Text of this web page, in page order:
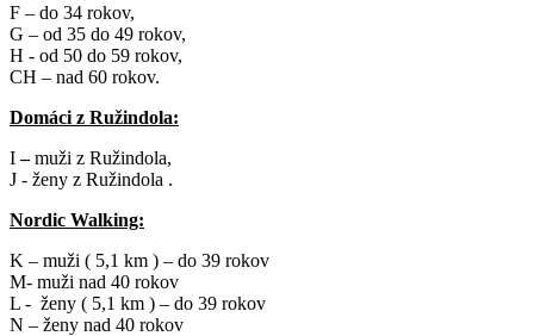
F – do 34 rokov,
G – od 35 do 49 rokov,
H - od 50 do 59 rokov,
CH – nad 60 rokov.
Domáci z Ružindola:
I–muži z Ružindola,
J - ženy z Ružindola .
Nordic Walking:
K – muži ( 5,1 km ) – do 39 rokov
M- muži nad 40 rokov
L - ženy ( 5,1 km ) – do 39 rokov
N – ženy nad 40 rokov